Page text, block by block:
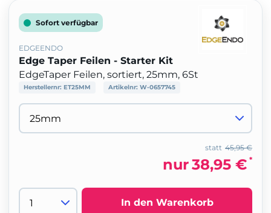
Sofort verfügbar
EDGEENDO
Edge Taper Feilen - Starter Kit
EdgeTaper Feilen, sortiert, 25mm, 6St
Herstellernr: ET25MM Artikelnr: W-0657745
45,95 €
statt
nur38,95 € *
In den Warenkorb